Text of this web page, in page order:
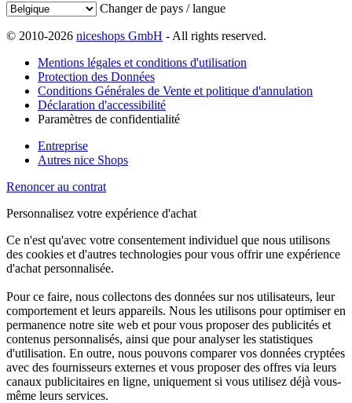
Changer de pays / langue
© 2010-2026 niceshops GmbH - All rights reserved.
Mentions légales et conditions d'utilisation
Protection des Données
Conditions Générales de Vente et politique d'annulation
Déclaration d'accessibilité
Paramètres de confidentialité
Entreprise
Autres nice Shops
Renoncer au contrat
Personnalisez votre expérience d'achat
Ce n'est qu'avec votre consentement individuel que nous utilisons
des cookies et d'autres technologies pour vous offrir une expérience
d'achat personnalisée.
Pour ce faire, nous collectons des données sur nos utilisateurs, leur
comportement et leurs appareils. Nous les utilisons pour optimiser en
permanence notre site web et pour vous proposer des publicités et
contenus personnalisés, ainsi que pour analyser les statistiques
d'utilisation. En outre, nous pouvons comparer vos données cryptées
avec des fournisseurs externes et vous proposer des offres via leurs
canaux publicitaires en ligne, uniquement si vous utilisez déjà vous-
même leurs services.